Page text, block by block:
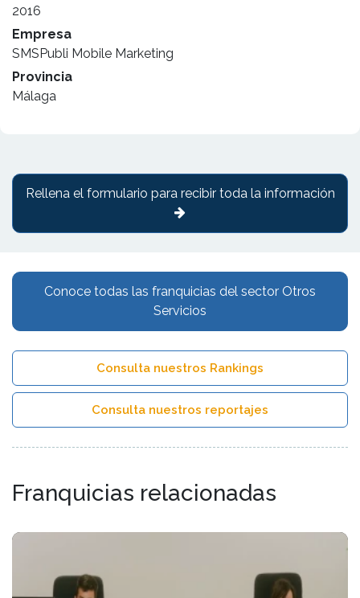
2016
Empresa
SMSPubli Mobile Marketing
Provincia
Málaga
Conoce todas las franquicias del sector Otros
Servicios
Consulta nuestros Rankings
Consulta nuestros reportajes
Franquicias relacionadas